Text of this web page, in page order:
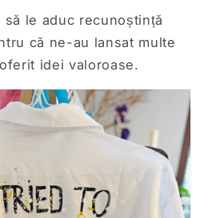
să le aduc recunoștință
că ne-au lansat multe
idei valoroase.